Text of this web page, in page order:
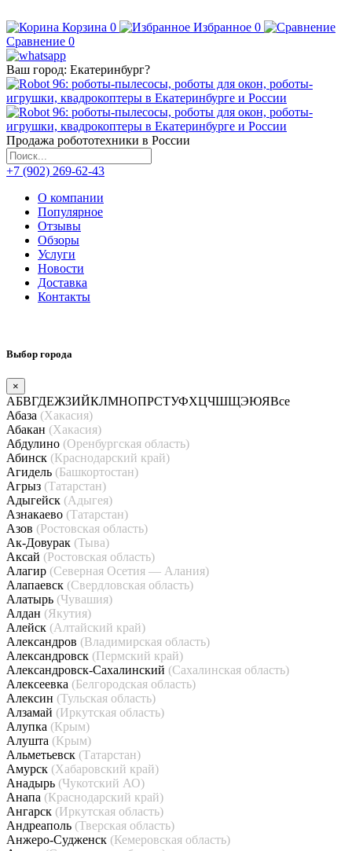
Корзина 0 Избранное 0
Сравнение 0
Ваш город: Екатеринбург?
Продажа робототехники в России
+7 (902) 269-62-43
О компании
Популярное
Отзывы
Обзоры
Услуги
Новости
Доставка
Контакты
Выбор города
×
АБВГДЕЖЗИЙКЛМНОПРСТУФХЦЧШЩЭЮЯВсе
Абаза (Хакасия)
Абакан (Хакасия)
Абдулино (Оренбургская область)
Абинск (Краснодарский край)
Агидель (Башкортостан)
Агрыз (Татарстан)
Адыгейск (Адыгея)
Азнакаево (Татарстан)
Азов (Ростовская область)
Ак-Довурак (Тыва)
Аксай (Ростовская область)
Алагир (Северная Осетия — Алания)
Алапаевск (Свердловская область)
Алатырь (Чувашия)
Алдан (Якутия)
Алейск (Алтайский край)
Александров (Владимирская область)
Александровск (Пермский край)
Александровск-Сахалинский (Сахалинская область)
Алексеевка (Белгородская область)
Алексин (Тульская область)
Алзамай (Иркутская область)
Алупка (Крым)
Алушта (Крым)
Альметьевск (Татарстан)
Амурск (Хабаровский край)
Анадырь (Чукотский АО)
Анапа (Краснодарский край)
Ангарск (Иркутская область)
Андреаполь (Тверская область)
Анжеро-Судженск (Кемеровская область)